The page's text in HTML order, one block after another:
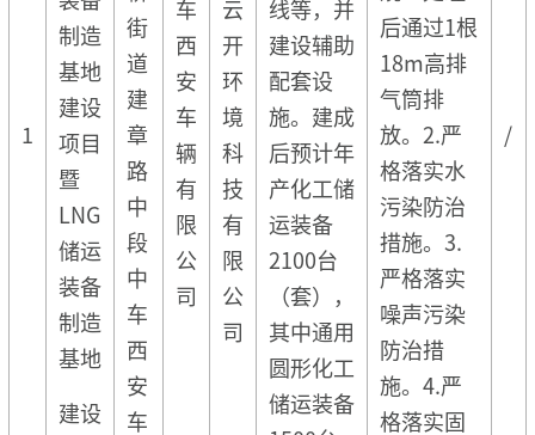
1
制造
基地
建设
项目
暨
LNG
储运
装备
制造
基地
建设
街
道
建
章
路
中
段
中
车
西
安
车
车
西
安
车
辆
有
限
公
司
云
开
环
境
科
技
有
限
公
司
线等，并
建设辅助
配套设
施。建成
后预计年
产化工储
运装备
2100台
（套），
其中通用
圆形化工
储运装备
后通过1根
18m高排
气筒排
放。2.严
格落实水
污染防治
措施。3.
严格落实
噪声污染
防治措
施。4.严
格落实固
/